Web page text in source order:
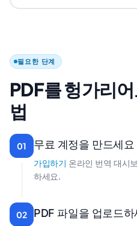
필요한 단계
PDF를 헝가리
법
01 무료 계정을 만드세요
가입하기 온라인 번역 대시
하세요.
02 PDF 파일을 업로드하